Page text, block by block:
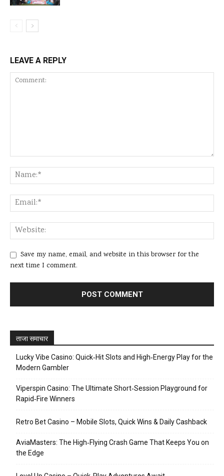
LEAVE A REPLY
Save my name, email, and website in this browser for the
next time I comment.
ताजा समाचार
Lucky Vibe Casino: Quick‑Hit Slots and High‑Energy Play for the
Modern Gambler
Viperspin Casino: The Ultimate Short‑Session Playground for
Rapid‑Fire Winners
Retro Bet Casino – Mobile Slots, Quick Wins & Daily Cashback
AviaMasters: The High‑Flying Crash Game That Keeps You on
the Edge